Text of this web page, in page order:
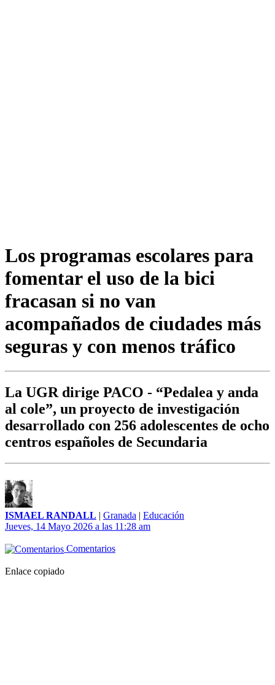
Los programas escolares para
fomentar el uso de la bici
fracasan si no van
acompañados de ciudades más
seguras y con menos tráfico
La UGR dirige PACO - “Pedalea y anda
al cole”, un proyecto de investigación
desarrollado con 256 adolescentes de ocho
centros españoles de Secundaria
ISMAEL RANDALL | Granada | Educación
Jueves, 14 Mayo 2026 a las 11:28 am
Comentarios
Enlace copiado